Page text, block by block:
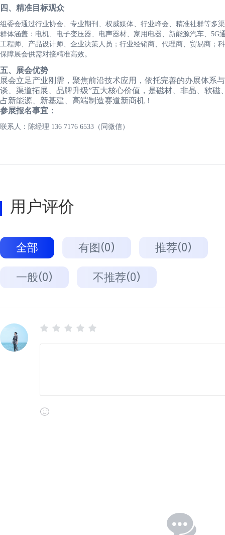
四、精准目标观众
组委会通过行业协会、专业期刊、权威媒体、行业峰会、精准社群等多
群体涵盖：电机、电子变压器、电声器材、家用电器、新能源汽车、
工程师、产品设计师、企业决策人员；行业经销商、代理商、贸易商；
保障展会供需对接精准高效。
五、
展会优势
展会立足产业刚需，聚焦前沿技术应用，依托完善的办展体系
谈、渠道拓展、品牌升级”五大核心价值，是磁材、非晶、软
占新能源、新基建、高端制造赛道新商机！
参展报名事宜：
联系人：陈经理 136 7176 6533（同微信）
用户评价
全部 有图(0) 推荐(0)
一般(0) 不推荐(0)